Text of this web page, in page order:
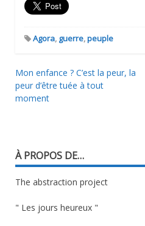
Agora, guerre,peuple
Navigation
de
Mon enfance ? C’est la peur, la
peur d’être tuée à tout
moment
À PROPOS DE…
The abstraction project
" Les jours heureux "